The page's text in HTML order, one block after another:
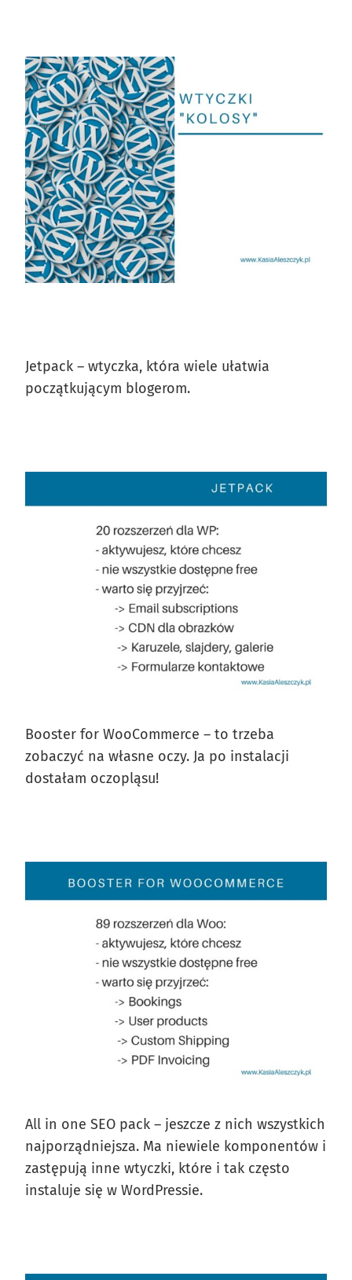
Jetpack – wtyczka, która wiele ułatwia
początkującym blogerom.
Booster for WooCommerce – to trzeba
zobaczyć na własne oczy. Ja po instalacji
dostałam oczopląsu!
All in one SEO pack – jeszcze z nich wszystkich
najporządniejsza. Ma niewiele komponentów i
zastępują inne wtyczki, które i tak często
instaluje się w WordPressie.